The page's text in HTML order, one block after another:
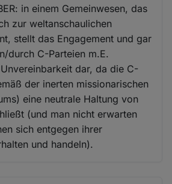
in einem Gemeinwesen, das
zur weltanschaulichen
stellt das Engagement und gar
durch C-Parteien m.E.
dar, da die C-
der inerten missionarischen
eine neutrale Haltung von
(und man nicht erwarten
sich entgegen ihrer
und handeln).